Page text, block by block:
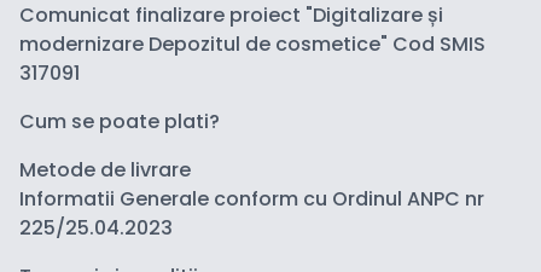
Comunicat finalizare proiect "Digitalizare și
modernizare Depozitul de cosmetice" Cod SMIS
317091
Cum se poate plati?
Metode de livrare
Informatii Generale conform cu Ordinul ANPC nr
225/25.04.2023